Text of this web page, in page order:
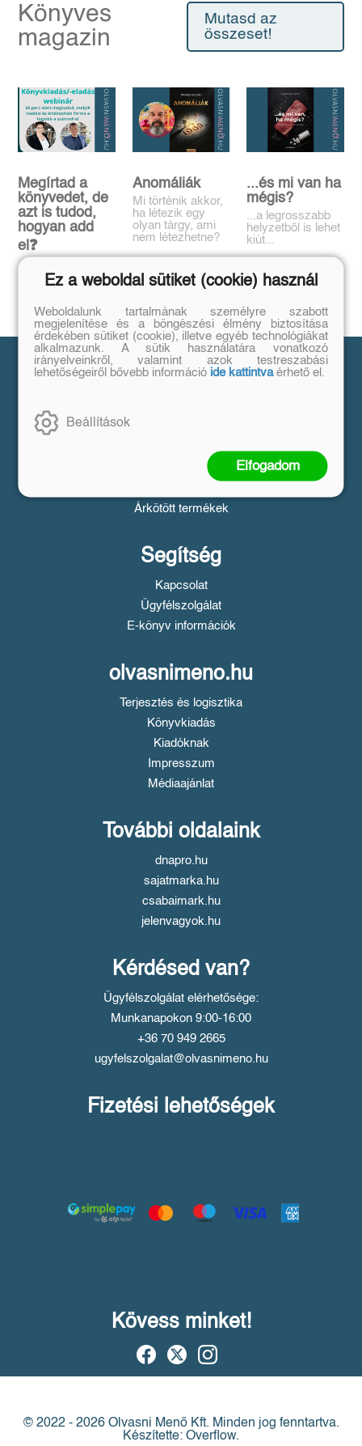
Könyves
magazin
Mutasd az
összeset!
Megírtad a
könyvedet, de
azt is tudod,
hogyan add
el❓️
Időpont: június
16., 18:00-19:00
Tovább
Anomáliák
Mi történik akkor,
ha létezik egy
olyan tárgy, ami
nem létezhetne?
...és mi van ha
mégis?
...a legrosszabb
helyzetből is lehet
kiút...
Vásárlás
Tájékoztató a Simple fizetésről
Adatvédelem
Árkötött termékek
Segítség
Kapcsolat
Ügyfélszolgálat
E-könyv információk
olvasnimeno.hu
Terjesztés és logisztika
Könyvkiadás
Kiadóknak
Impresszum
Médiaajánlat
További oldalaink
dnapro.hu
sajatmarka.hu
csabaimark.hu
jelenvagyok.hu
Kérdésed van?
Ügyfélszolgálat elérhetősége:
Munkanapokon 9:00-16:00
+36 70 949 2665
ugyfelszolgalat@olvasnimeno.hu
Fizetési lehetőségek
Kövess minket!
© 2022 - 2026 Olvasni Menő Kft. Minden jog fenntartva.
Készítette: Overflow.
Ez a weboldal sütiket (cookie) használ
Weboldalunk tartalmának személyre szabott
megjelenítése és a böngészési élmény biztosítása
érdekében sütiket (cookie), illetve egyéb technológiákat
alkalmazunk. A sütik használatára vonatkozó
irányelveinkről, valamint azok testreszabási
lehetőségeiről bővebb információ ide kattintvaérhető el.
Beállítások
Elfogadom